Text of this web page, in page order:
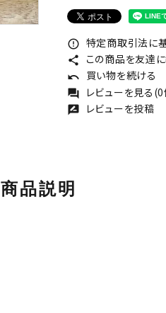
error_outline 特定商取引法に
share この商品を友達
undo 買い物を続ける
forum レビューを見る
rate_review レビューを投稿
商品説明